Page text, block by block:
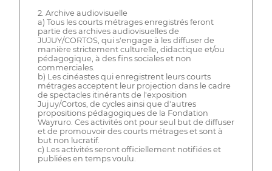
2. Archive audiovisuelle
a) Tous les courts métrages enregistrés feront
partie des archives audiovisuelles de
JUJUY/CORTOS, qui s'engage à les diffuser de
manière strictement culturelle, didactique et/ou
pédagogique, à des fins sociales et non
commerciales.
b) Les cinéastes qui enregistrent leurs courts
métrages acceptent leur projection dans le cadre
de spectacles itinérants de l'exposition
Jujuy/Cortos, de cycles ainsi que d'autres
propositions pédagogiques de la Fondation
Wayruro. Ces activités ont pour seul but de diffuser
et de promouvoir des courts métrages et sont à
but non lucratif.
c) Les activités seront officiellement notifiées et
publiées en temps voulu.